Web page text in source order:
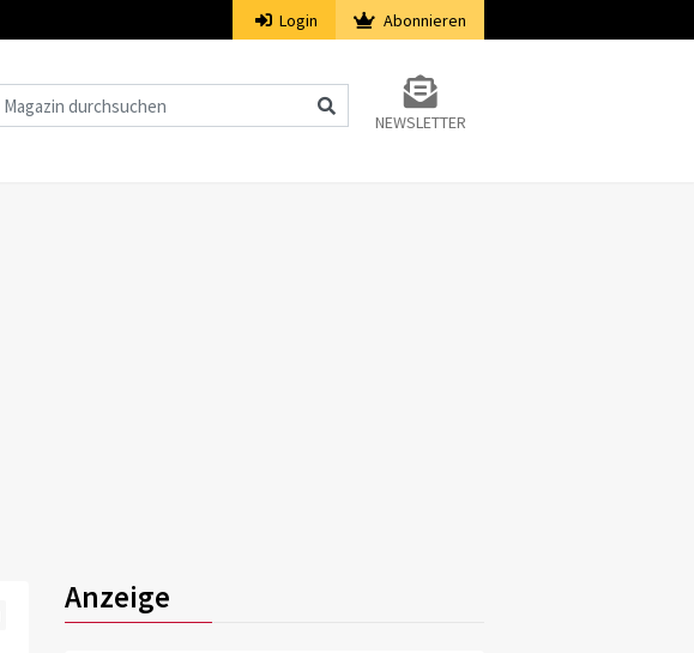
Login Abonnieren
NEWSLETTER
Anzeige